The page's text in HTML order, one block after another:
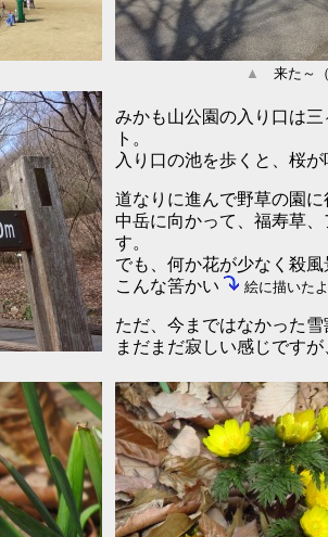
▲ 来た～（
みかも山公園の入り口は
ト。
入り口の池を歩くと、桜が
道なりに進んで野草の園に
中岳に向かって、福寿草
す。
でも、何か花が少なく殺風
こんな筈かい
絵に描いた
ただ、今まではなかった雪
まだまだ寂しい感じです